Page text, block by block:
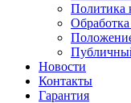
Политика
Новости
Контакты
Гарантия